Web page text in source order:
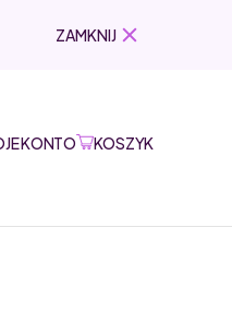
ZAMKNIJ
KONTO KOSZYK